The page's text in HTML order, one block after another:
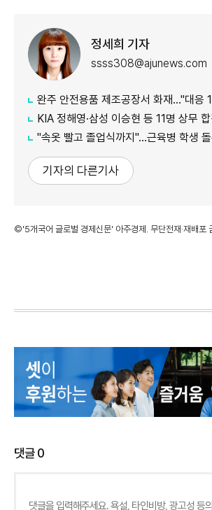
정세희 기자
ssss308@ajunews.com
완주 안전용품 제조공장서 화재…"대응
KIA 정해영·삼성 이승현 등 11명 상무 합격…12월 입
"속옷 빨고 졸업식까지"…근육병 학생 돌본 공익, 코미
기자의 다른기사
©'5개국어 글로벌 경제신문' 아주경제. 무단전재·재배포
댓글0